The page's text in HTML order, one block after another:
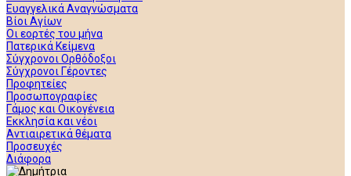
Ευαγγελικά Αναγνώσματα
Βίοι Αγίων
Οι εορτές του μήνα
Πατερικά Κείμενα
Σύγχρονοι Ορθόδοξοι
Σύγχρονοι Γέροντες
Προφητείες
Προσωπογραφίες
Γάμος και Οικογένεια
Εκκλησία και νέοι
Αντιαιρετικά θέματα
Προσευχές
Διάφορα